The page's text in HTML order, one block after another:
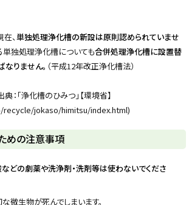
、単独処理浄化槽の新設は原則認められていませ
独処理浄化槽についても合併処理浄化槽に設置替
りません。 （平成12年改正浄化槽法）
：「浄化槽のひみつ」【環境省】
jokaso/himitsu/index.html)
めの注意事項
どの劇薬や洗浄剤・洗剤等は使わないでくださ
微生物が死んでしまいます。